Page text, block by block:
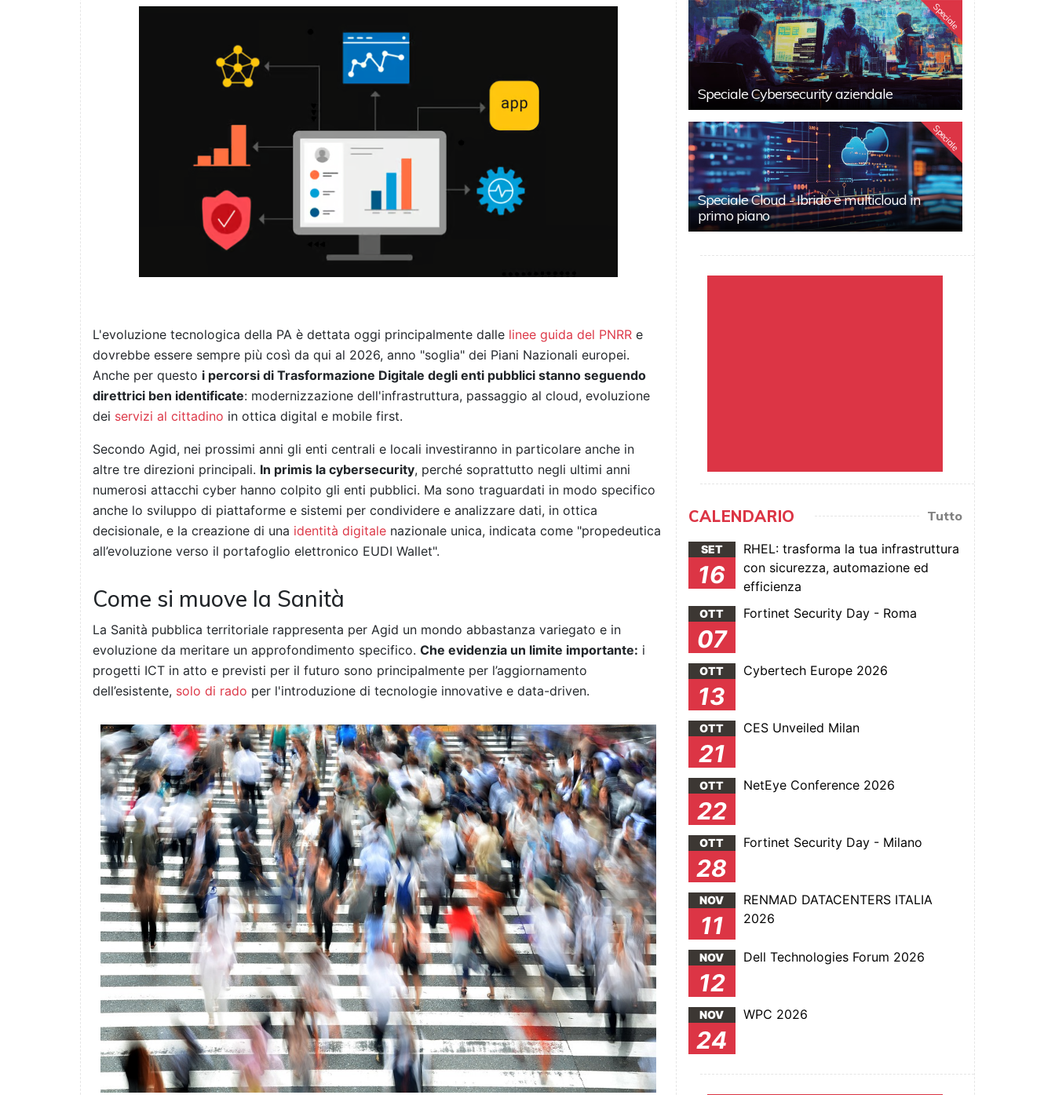
L'evoluzione tecnologica della PA è dettata oggi principalmente dalle linee guida del PNRR e
dovrebbe essere sempre più così da qui al 2026, anno "soglia" dei Piani Nazionali europei.
Anche per questo i percorsi di Trasformazione Digitale degli enti pubblici stanno seguendo
direttrici ben identificate: modernizzazione dell'infrastruttura, passaggio al cloud, evoluzione
dei servizi al cittadino in ottica digital e mobile first.
Secondo Agid, nei prossimi anni gli enti centrali e locali investiranno in particolare anche in
altre tre direzioni principali. In primis la cybersecurity, perché soprattutto negli ultimi anni
numerosi attacchi cyber hanno colpito gli enti pubblici. Ma sono traguardati in modo specifico
anche lo sviluppo di piattaforme e sistemi per condividere e analizzare dati, in ottica
decisionale, e la creazione di una identità digitale nazionale unica, indicata come "propedeutica
all’evoluzione verso il portafoglio elettronico EUDI Wallet".
Come si muove la Sanità
La Sanità pubblica territoriale rappresenta per Agid un mondo abbastanza variegato e in
evoluzione da meritare un approfondimento specifico. Che evidenzia un limite importante: i
progetti ICT in atto e previsti per il futuro sono principalmente per l’aggiornamento
dell’esistente, solo di rado per l'introduzione di tecnologie innovative e data-driven.
Speciale
Speciale Cybersecurity aziendale
Speciale
Speciale Cloud - Ibrido e multicloud in
primo piano
CALENDARIO Tutto
SET
16
RHEL: trasforma la tua infrastruttura
con sicurezza, automazione ed
efficienza
OTT
07
Fortinet Security Day - Roma
OTT
13
Cybertech Europe 2026
OTT
21
CES Unveiled Milan
OTT
22
NetEye Conference 2026
OTT
28
Fortinet Security Day - Milano
NOV
11
RENMAD DATACENTERS ITALIA
2026
NOV
12
Dell Technologies Forum 2026
NOV
24
WPC 2026